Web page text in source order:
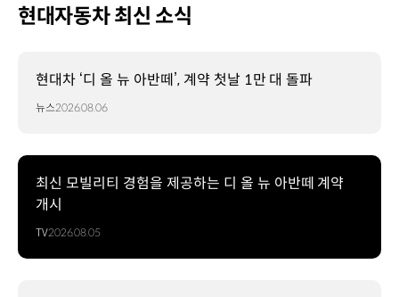
현대자동차 최신 소식
현대차 ‘디 올 뉴 아반떼’, 계약 첫날 1만 대 돌파
뉴스2026.08.06
최신 모빌리티 경험을 제공하는 디 올 뉴 아반떼 계약
개시
TV2026.08.05